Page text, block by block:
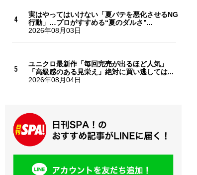
実はやってはいけない「夏バテを悪化させるNG
行動」…プロがすすめる“夏のダルさ”...
2026年08月03日
ユニクロ最新作「毎回完売が出るほど人気」
「高級感のある見栄え」絶対に買い逃しては...
2026年08月04日